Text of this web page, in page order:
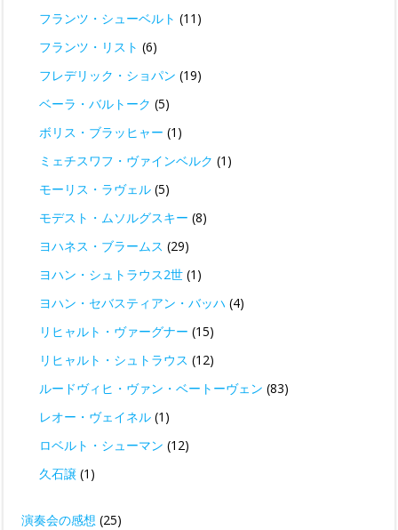
フランツ・シューベルト (11)
フランツ・リスト (6)
フレデリック・ショパン (19)
ベーラ・バルトーク (5)
ボリス・ブラッヒャー (1)
ミェチスワフ・ヴァインベルク (1)
モーリス・ラヴェル (5)
モデスト・ムソルグスキー (8)
ヨハネス・ブラームス (29)
ヨハン・シュトラウス2世 (1)
ヨハン・セバスティアン・バッハ (4)
リヒャルト・ヴァーグナー (15)
リヒャルト・シュトラウス (12)
ルードヴィヒ・ヴァン・ベートーヴェン (83)
レオー・ヴェイネル (1)
ロベルト・シューマン (12)
久石譲 (1)
演奏会の感想 (25)